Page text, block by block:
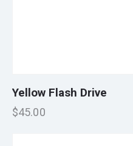
Yellow Flash Drive
$45.00